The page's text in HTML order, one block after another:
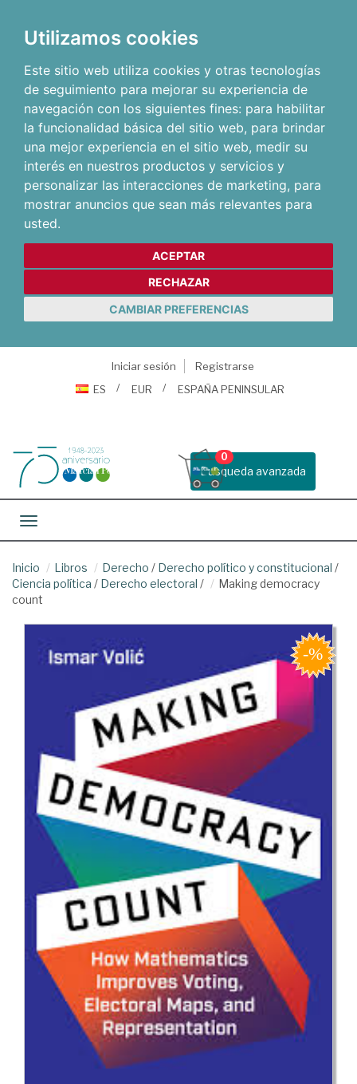
Utilizamos cookies
Este sitio web utiliza cookies y otras tecnologías
de seguimiento para mejorar su experiencia de
navegación con los siguientes fines: para habilitar
la funcionalidad básica del sitio web, para brindar
una mejor experiencia en el sitio web, medir su
interés en nuestros productos y servicios y
personalizar las interacciones de marketing, para
mostrar anuncios que sean más relevantes para
usted.
ACEPTAR
RECHAZAR
CAMBIAR PREFERENCIAS
Iniciar sesión
Registrarse
ES
EUR ESPAÑA PENINSULAR
Busqueda avanzada
0
Toggle navigation
Inicio Libros Derecho / Derecho político y constitucional /
Ciencia política / Derecho electoral /
Making democracy
count